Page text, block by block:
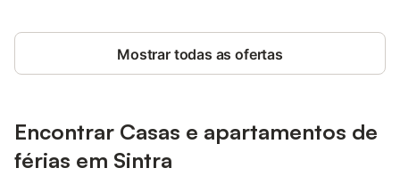
Mostrar todas as ofertas
Encontrar Casas e apartamentos de
férias em Sintra